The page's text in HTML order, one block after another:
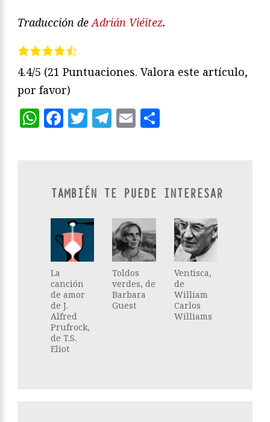
Traducción deAdrián Viéitez.
4.4/5 (21 Puntuaciones. Valora este artículo,
por favor)
WhatsApp
Facebook
Twitter
Telegram
Email
TAMBIÉN TE PUEDE INTERESAR
La
canción
de amor
de J.
Alfred
Prufrock,
de T.S.
Eliot
Toldos
verdes, de
Barbara
Guest
Ventisca,
de
William
Carlos
Williams